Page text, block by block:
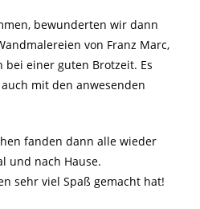
bewunderten wir dann
von Franz Marc,
einer guten Brotzeit. Es
mit den anwesenden
fanden dann alle wieder
und nach Hause.
sehr viel Spaß gemacht hat!